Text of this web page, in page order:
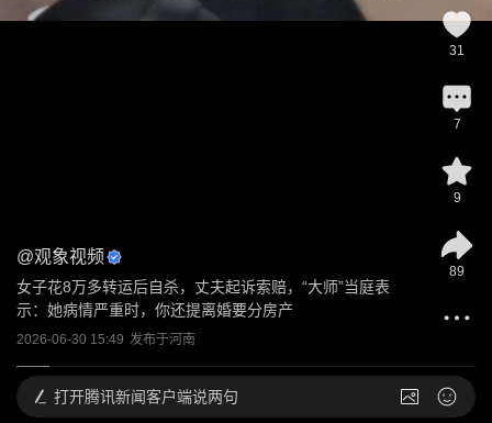
@观象视频
女子花8万多转运后自杀，丈夫起诉索赔，“大师”当庭表
示：她病情严重时，你还提离婚要分房产
2026-06-30 15:49 发布于河南
31
7
9
89
打开腾讯新闻客户端说两句